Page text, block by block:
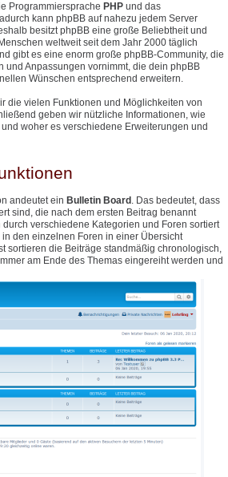
Programmiersprache PHP und das
kann phpBB auf nahezu jedem Server
besitzt phpBB eine große Beliebtheit und
weltweit seit dem Jahr 2000 täglich
gibt es eine enorm große phpBB-Community, die
und Anpassungen vornimmt, die dein phpBB
Wünschen entsprechend erweitern.
die vielen Funktionen und Möglichkeiten von
geben wir nützliche Informationen, wie
woher es verschiedene Erweiterungen und
andeutet ein Bulletin Board . Das bedeutet, dass
sind, die nach dem ersten Beitrag benannt
verschiedene Kategorien und Foren sortiert
den einzelnen Foren in einer Übersicht
sortieren die Beiträge standmäßig chronologisch,
am Ende des Themas eingereiht werden und